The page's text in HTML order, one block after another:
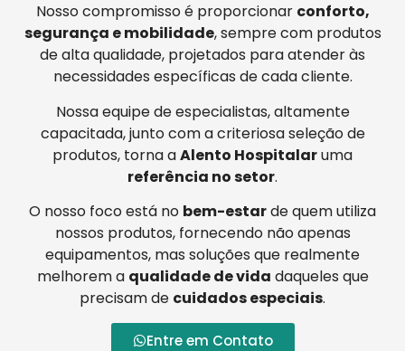
Nosso compromisso é proporcionar conforto,
segurança e mobilidade, sempre com produtos
de alta qualidade, projetados para atender às
necessidades específicas de cada cliente.
Nossa equipe de especialistas, altamente
capacitada, junto com a criteriosa seleção de
produtos, torna aAlento Hospitalaruma
referência no setor.
O nosso foco está no bem-estarde quem utiliza
nossos produtos, fornecendo não apenas
equipamentos, mas soluções que realmente
melhorem a qualidade de vida daqueles que
precisam de cuidados especiais.
Entre em Contato